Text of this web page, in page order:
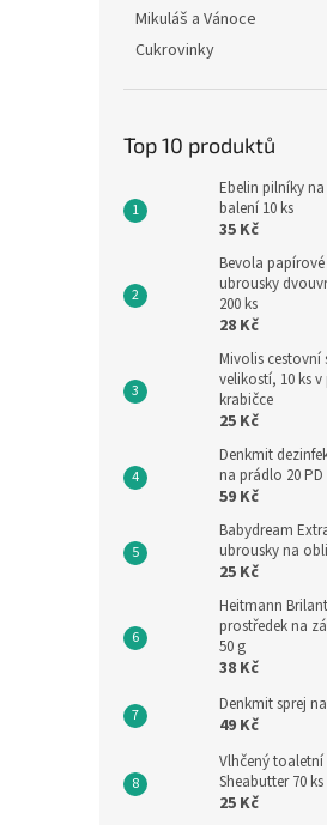
Mikuláš a Vánoce
Cukrovinky
Top 10 produktů
Ebelin pilníky
balení 10 ks
35 Kč
Bevola
ubrousky
200 ks
28 Kč
Mivolis cestovní
velikostí, 10 ks
krabičce
25 Kč
Denkmit
na prádlo 20 PD
59 Kč
Babydream
ubrousky na
25 Kč
Heitmann
prostředek na
50 g
38 Kč
Denkmit sprej
49 Kč
Vlhčený
Sheabutter 70 ks
25 Kč